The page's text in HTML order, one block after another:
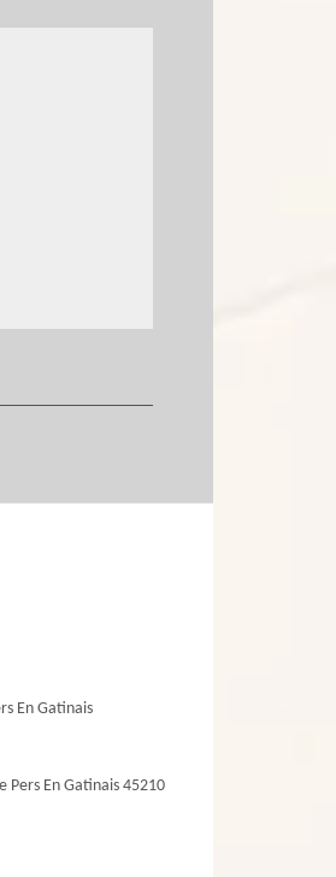
En Gatinais
Pers En Gatinais 45210